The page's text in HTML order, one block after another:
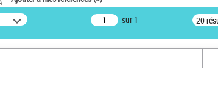
sur 1 20